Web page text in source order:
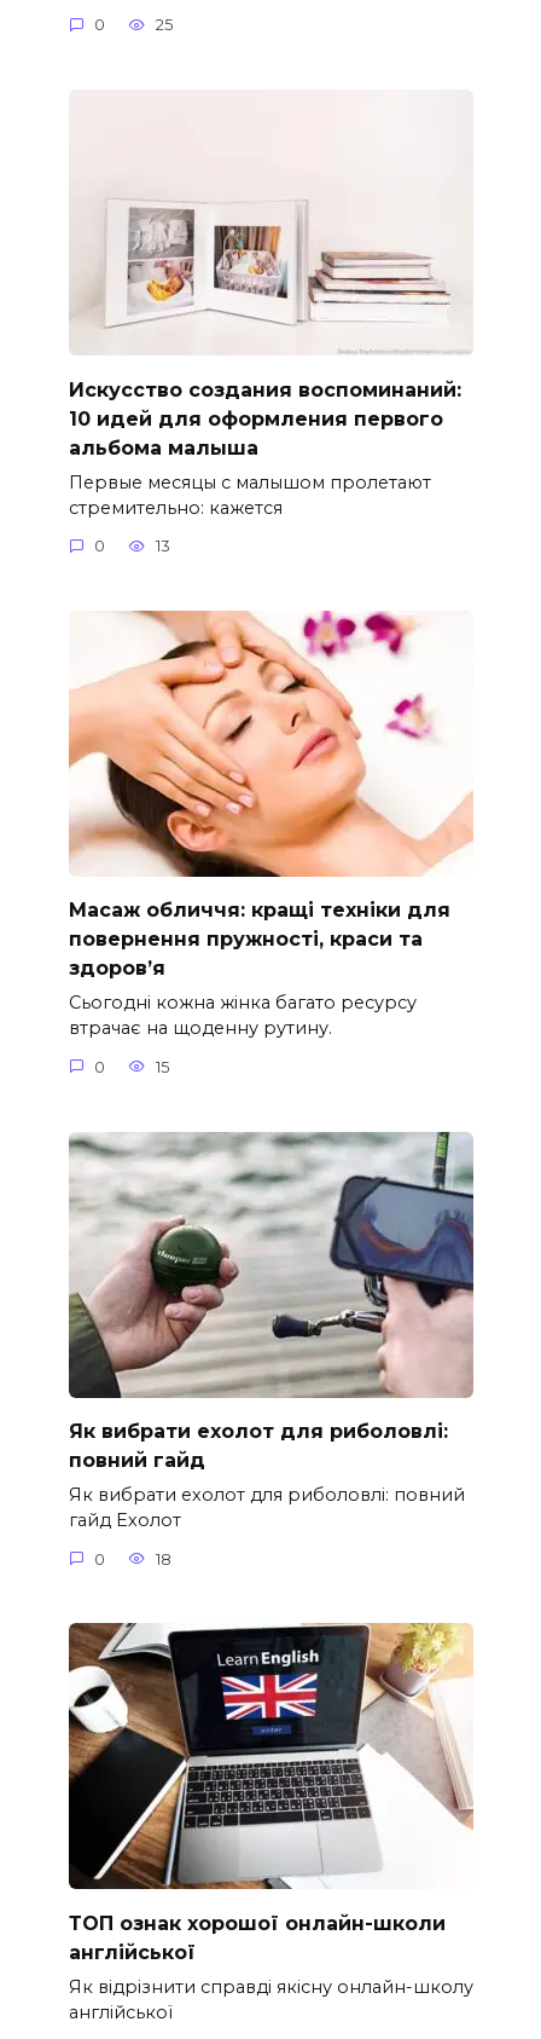
0 25
Искусство создания воспоминаний:
10 идей для оформления первого
альбома малыша
Первые месяцы с малышом пролетают
стремительно: кажется
0 13
Масаж обличчя: кращі техніки для
повернення пружності, краси та
здоров’я
Сьогодні кожна жінка багато ресурсу
втрачає на щоденну рутину.
0 15
Як вибрати ехолот для риболовлі:
повний гайд
Як вибрати ехолот для риболовлі: повний
гайд Ехолот
0 18
ТОП ознак хорошої онлайн-школи
англійської
Як відрізнити справді якісну онлайн-школу
англійської